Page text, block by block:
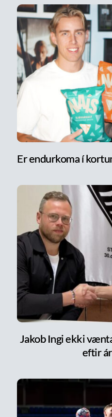
Er endurkoma í
Jakob Ingi ekki
eftir